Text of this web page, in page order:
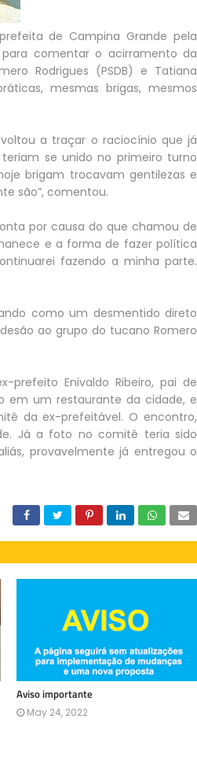
de Campina Grande pela
para comentar o acirramento da
Rodrigues (PSDB) e Tatiana
mesmas brigas, mesmos
a traçar o raciocínio que já
se unido no primeiro turno
brigam trocavam gentilezas e
são”, comentou.
por causa do que chamou de
e a forma de fazer política
fazendo a minha parte.
como um desmentido direto
ao grupo do tucano Romero
Enivaldo Ribeiro, pai de
em um restaurante da cidade, e
da ex-prefeitável. O encontro,
Já a foto no comitê teria sido
provavelmente já entregou o
Aviso importante
May 24, 2022